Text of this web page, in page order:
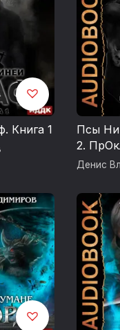
Книга 1
Псы
2.
Денис